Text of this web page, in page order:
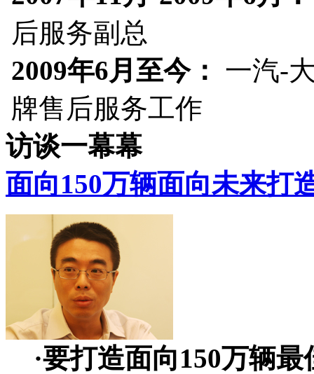
后服务副总
2009年6月至今： 一汽-
牌售后服务工作
访谈一幕幕
面向150万辆面向未来打
·要打造面向150万辆